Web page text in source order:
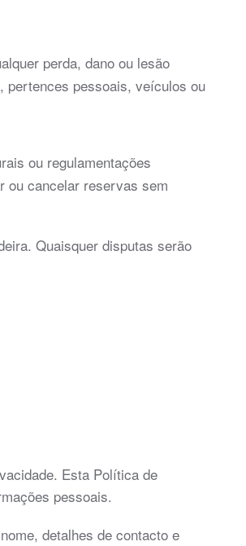
perda, dano ou lesão
pertences pessoais, veículos ou
ou regulamentações
ou cancelar reservas sem
Quaisquer disputas serão
Esta Política de
pessoais.
detalhes de contacto e